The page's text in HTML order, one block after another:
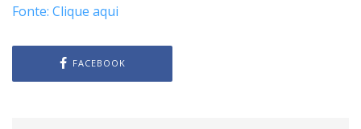
Fonte: Clique aqui
FACEBOOK